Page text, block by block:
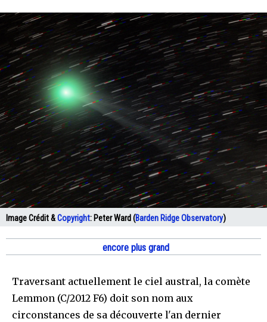
Image Crédit &Copyright:Peter Ward (Barden Ridge Observatory)
encore plus grand
Traversant actuellement le ciel austral, la comète
Lemmon (C/2012 F6) doit son nom aux
circonstances de sa découverte l'an dernier